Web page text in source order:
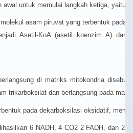
awal untuk memulai langkah ketiga, yaitu
asam piruvat yang terbentuk pada
Asetil-KoA (asetil koenzim A) dan
di matriks mitokondria disebut
trikarboksilat dan berlangsung pada
pada dekarboksilasi oksidatif,
6 NADH, 4 CO2 2 FADH, dan 2